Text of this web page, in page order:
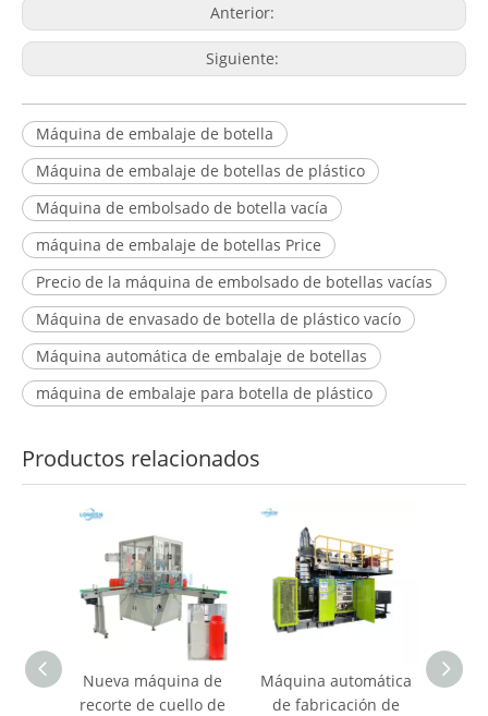
Anterior:
Siguiente:
Máquina de embalaje de botella
Máquina de embalaje de botellas de plástico
Máquina de embolsado de botella vacía
máquina de embalaje de botellas Price
Precio de la máquina de embolsado de botellas vacías
Máquina de envasado de botella de plástico vacío
Máquina automática de embalaje de botellas
máquina de embalaje para botella de plástico
Productos relacionados
Nueva máquina de
recorte de cuello de
Máquina automática
de fabricación de